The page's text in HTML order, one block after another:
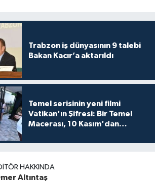
Trabzon iş dünyasının 9 talebi
Bakan Kacır’a aktarıldı
Temel serisinin yeni filmi
Vatikan'ın Şifresi: Bir Temel
Macerası, 10 Kasım'dan
buluşuyo
HAKKINDA
Altıntaş